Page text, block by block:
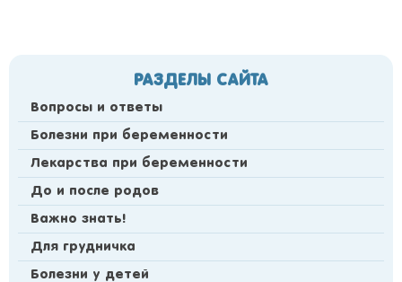
РАЗДЕЛЫ САЙТА
Вопросы и ответы
Болезни при беременности
Лекарства при беременности
До и после родов
Важно знать!
Для грудничка
Болезни у детей